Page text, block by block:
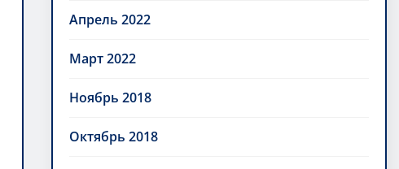
Апрель 2022
Март 2022
Ноябрь 2018
Октябрь 2018